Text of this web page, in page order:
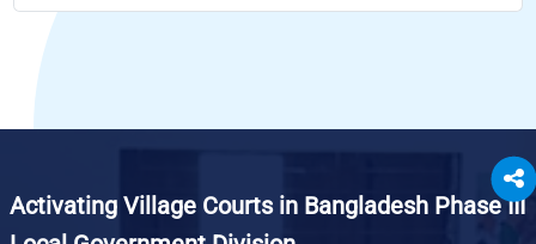
Activating Village Courts in Bangladesh Phase III